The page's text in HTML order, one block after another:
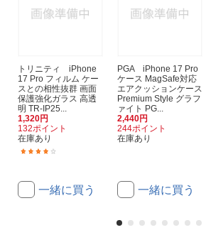
トリニティ iPhone
17 Pro フィルム ケー
スとの相性抜群 画面
保護強化ガラス 高透
明 TR-IP25...
1,320円
132ポイント
在庫あり
一緒に買う
PGA iPhone 17 Pro
ケース MagSafe対応
エアクッションケース
Premium Style グラフ
ァイト PG...
2,440円
244ポイント
在庫あり
一緒に買う